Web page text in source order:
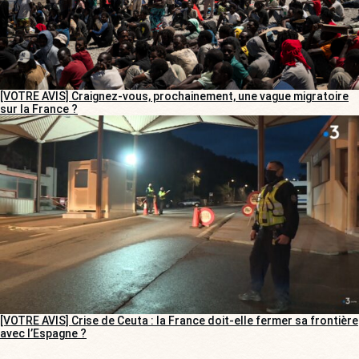
[VOTRE AVIS] Craignez-vous, prochainement, une vague migratoire
sur la France ?
[VOTRE AVIS] Crise de Ceuta : la France doit-elle fermer sa frontière
avec l’Espagne ?